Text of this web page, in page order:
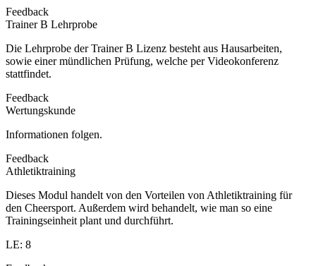
Feedback
Trainer B Lehrprobe
Die Lehrprobe der Trainer B Lizenz besteht aus Hausarbeiten,
sowie einer mündlichen Prüfung, welche per Videokonferenz
stattfindet.
Feedback
Wertungskunde
Informationen folgen.
Feedback
Athletiktraining
Dieses Modul handelt von den Vorteilen von Athletiktraining für
den Cheersport. Außerdem wird behandelt, wie man so eine
Trainingseinheit plant und durchführt.
LE: 8